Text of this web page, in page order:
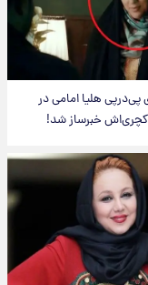
هلیا امامی در
خبرساز شد!